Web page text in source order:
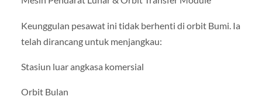
Keunggulan pesawat ini tidak berhenti di orbit Bumi. Ia
telah dirancang untuk menjangkau:
Stasiun luar angkasa komersial
Orbit Bulan